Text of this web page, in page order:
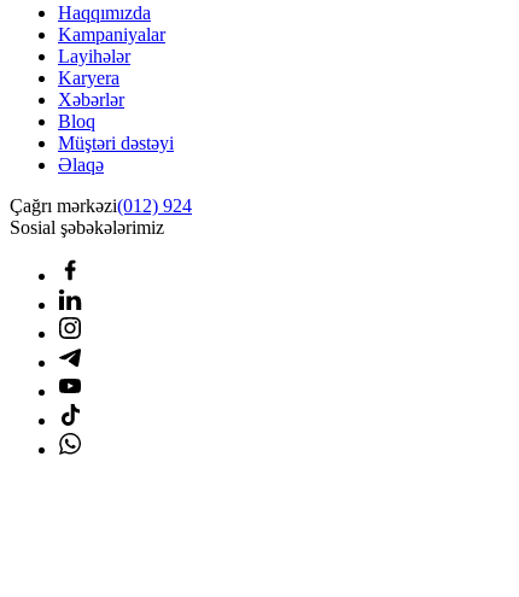
Haqqımızda
Kampaniyalar
Layihələr
Karyera
Xəbərlər
Bloq
Müştəri dəstəyi
Əlaqə
Çağrı mərkəzi(012) 924
Sosial şəbəkələrimiz